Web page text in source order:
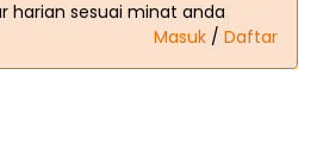
harian sesuai minat anda
Masuk / Daftar